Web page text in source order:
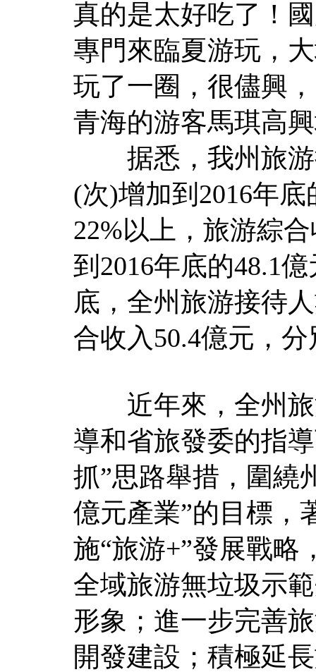
真的是太好吃了！
專門來臨夏游玩，
玩了一圈，很儘興
青海的游客馬琪高
据悉，我州旅游
(次)增加到2016年
22%以上，旅游綜
到2016年底的48.1
底，全州旅游接待
合收入50.4億元，
近年來，全州旅
導和省旅發委的指
抓”思路舉措，圍繞
億元產業”的目標，
施“旅游+”發展戰略
全域旅游無垃圾示
形象；進一步完善
開發建設；積極延